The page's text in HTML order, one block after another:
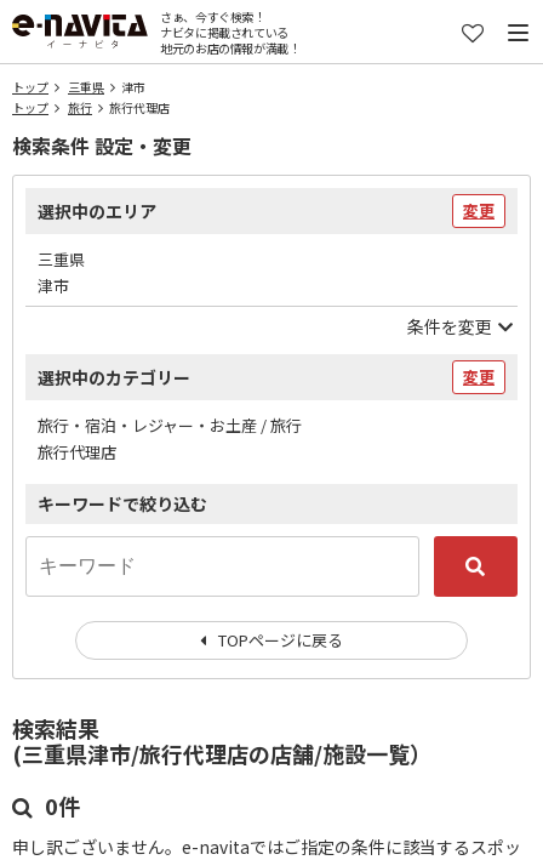
さぁ、今すぐ検索！
ナビタに掲載されている
地元のお店の情報が満載！
トップ 三重県
津市
トップ
旅行 旅行代理店
検索結果
(三重県津市/旅行代理店の店舗/施設一覧）
0件
申し訳ございません。e-navitaではご指定の条件に該当するスポッ
検索条件 設定・変更
選択中のエリア 変更
三重県
津市
条件を変更
選択中のカテゴリー 変更
旅行・宿泊・レジャー・お土産 / 旅行
旅行代理店
キーワードで絞り込む
TOPページに戻る